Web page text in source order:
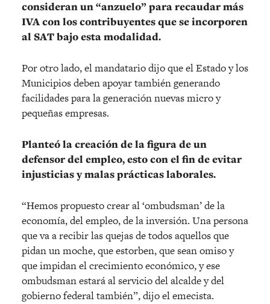
consideran un “anzuelo” para recaudar más
IVA con los contribuyentes que se incorporen
al SAT bajo esta modalidad.
Por otro lado, el mandatario dijo que el Estado y los
Municipios deben apoyar también generando
facilidades para la generación nuevas micro y
pequeñas empresas.
Planteó la creación de la figura de un
defensor del empleo, esto con el fin de evitar
injusticias y malas prácticas laborales.
“Hemos propuesto crear al ‘ombudsman’ de la
economía, del empleo, de la inversión. Una persona
que va a recibir las quejas de todos aquellos que
pidan un moche, que estorben, que sean omiso y
que impidan el crecimiento económico, y ese
ombudsman estará al servicio del alcalde y del
gobierno federal también”, dijo el emecista.